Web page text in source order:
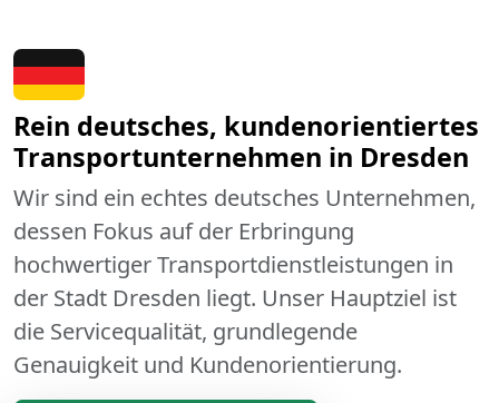
Rein deutsches, kundenorientiertes
Transportunternehmen in Dresden
Wir sind ein echtes deutsches Unternehmen,
dessen Fokus auf der Erbringung
hochwertiger Transportdienstleistungen in
der Stadt Dresden liegt. Unser Hauptziel ist
die Servicequalität, grundlegende
Genauigkeit und Kundenorientierung.